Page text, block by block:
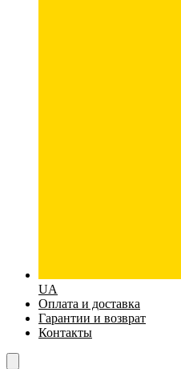
UA
Оплата и доставка
Гарантии и возврат
Контакты